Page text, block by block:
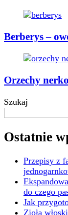
Berberys –
Orzechy
Szukaj
Ostatnie
Przepisy z
do czego
Jak
Zioła